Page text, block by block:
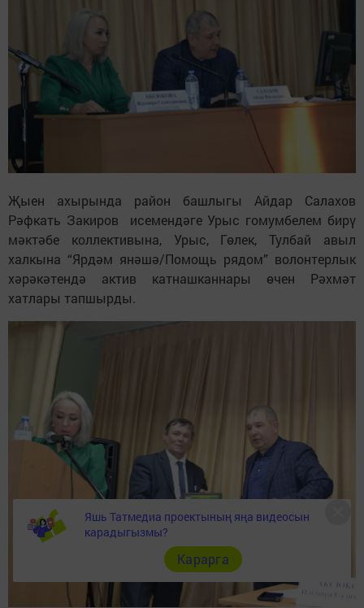
Җыен ахырында район башлыгы Айдар Салахов
Рәфкать Закиров исемендәге Урыс гомумбелем бирү
мәктәбе коллективына, Урыс, Гөлек, Тулбай авыл
халкына “Ярдәм янәшә/Помощь рядом” волонтерлык
хәрәкәтендә актив катнашканнары өчен Рәхмәт
хатлары тапшырды.
Яшь Татмедиа проектының яңа видеосын
карадыгызмы?
Карарга